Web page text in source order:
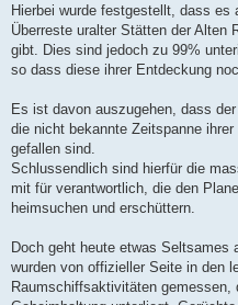
Hierbei wurde festgestellt, dass es
Überreste uralter Stätten der Alten
gibt. Dies sind jedoch zu 99%
so dass diese ihrer Entdeckung
Es ist davon auszugehen, dass
die nicht bekannte Zeitspanne
gefallen sind.
Schlussendlich sind hierfür die
mit für verantwortlich, die den
heimsuchen und erschüttern.
Doch geht heute etwas
wurden von offizieller Seite in den
Raumschiffsaktivitäten gemessen,